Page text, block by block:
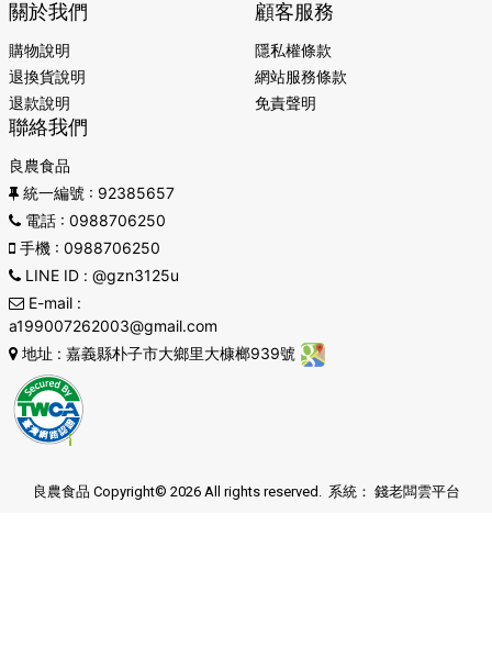
關於我們
購物說明
退換貨說明
退款說明
顧客服務
隱私權條款
網站服務條款
免責聲明
聯絡我們
良農食品
統一編號 : 92385657
電話: 0988706250
手機: 0988706250
LINE ID: @gzn3125u
E-mail:
a199007262003@gmail.com
地址 : 嘉義縣朴子市大鄉里大槺榔939號
良農食品 Copyright© 2026 All rights reserved. 系統： 錢老闆雲平台